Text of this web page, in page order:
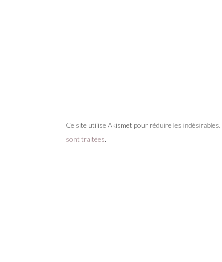
Ce site utilise Akismet pour réduire les indésirables.
sont traitées.